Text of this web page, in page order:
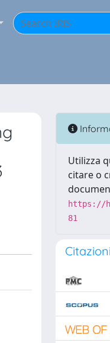
Utilizza
citare o
https://
81
Citazioni